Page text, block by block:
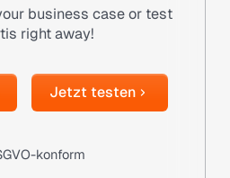
business case or test
right away!
Jetzt testen
Jetzt testen
konform